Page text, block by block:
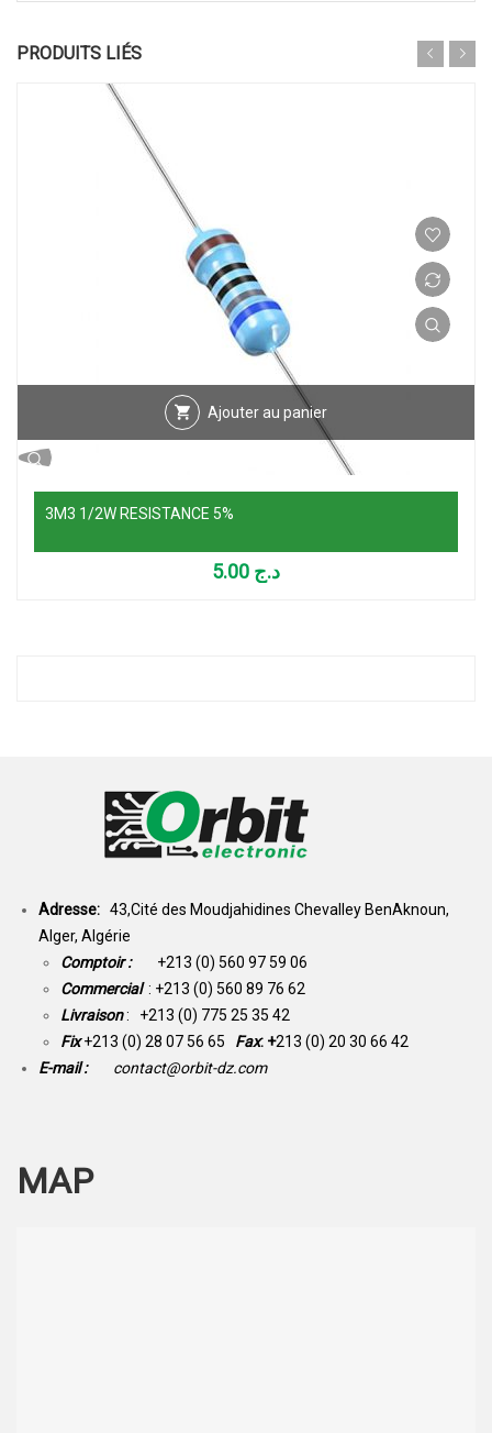
PRODUITS LIÉS
Ajouter au panier
3M3 1/2W RESISTANCE 5%
د.ج
Adresse: 43,Cité des Moudjahidines Chevalley BenAknoun,
Alger, Algérie
Comptoir : +213 (0) 560 97 59 06
Commercial : +213 (0) 560 89 76 62
Livraison: +213 (0) 775 25 35 42
Fix +213 (0) 28 07 56 65 Fax: +213 (0) 20 30 66 42
E-mail :
contact@orbit-dz.com
MAP